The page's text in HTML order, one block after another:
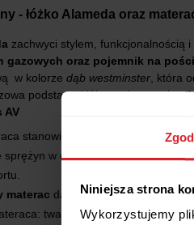
Niniejsza strona
Wykorzystujemy
- łóżko Alameda oraz
zachwyci stylem, funkcjonalnością i
gazowych oraz pojemnik na
w kolorze dąb westminster, która
podstawa łóżka nada mu
AV
stanowią pracujące niezależnie
sprężyn w odrębnych kieszonkach
materac dający możliwość
twardy.